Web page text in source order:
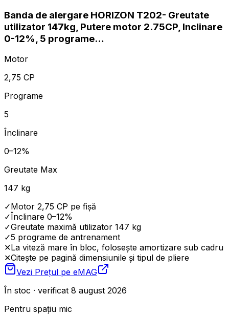
Banda de alergare HORIZON T202- Greutate
utilizator 147kg, Putere motor 2.75CP, Inclinare
0-12%, 5 programe…
Motor
2,75 CP
Programe
5
Înclinare
0–12%
Greutate Max
147 kg
✓Motor 2,75 CP pe fișă
✓Înclinare 0–12%
✓Greutate maximă utilizator 147 kg
✓5 programe de antrenament
✕La viteză mare în bloc, folosește amortizare sub cadru
✕Citește pe pagină dimensiunile și tipul de pliere
Vezi Prețul pe eMAG
În stoc · verificat 8 august 2026
Pentru spațiu mic